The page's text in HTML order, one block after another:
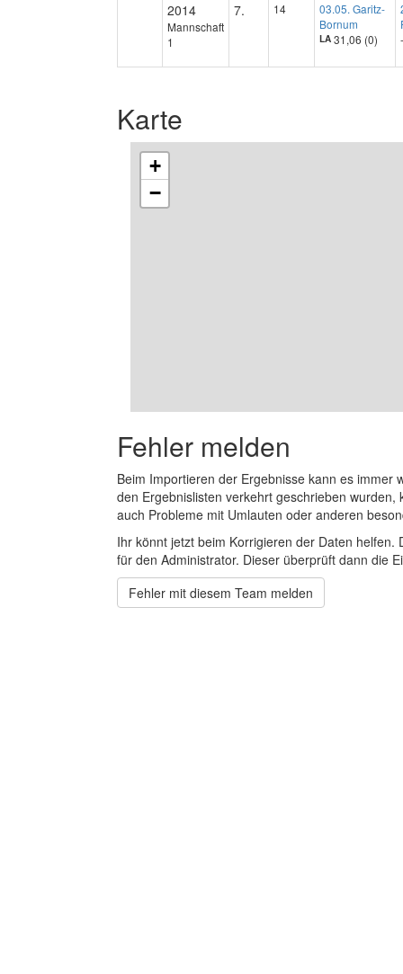
2014
Mannschaft
1
7. 14
03.05. Garitz-
Bornum
LA 31,06 (0)
-
Karte
+
−
Fehler melden
Beim Importieren der Ergebnisse kann es
den Ergebnislisten verkehrt geschrieben
auch Probleme mit Umlauten oder anderen
Ihr könnt jetzt beim Korrigieren der Daten
für den Administrator. Dieser überprüft dann die
Fehler mit diesem Team melden